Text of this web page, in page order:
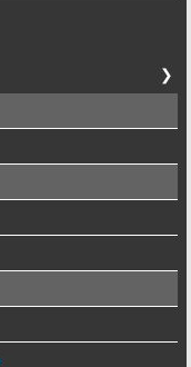
❯